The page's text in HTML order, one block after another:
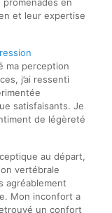
et leur expertise
ma perception
j’ai ressenti
satisfaisants. Je
de légèreté
au départ,
vertébrale
agréablement
Mon inconfort a
un confort